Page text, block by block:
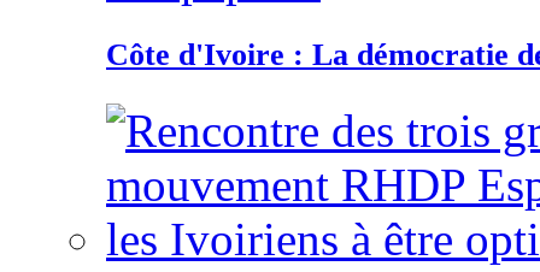
Côte d'Ivoire : La démocratie